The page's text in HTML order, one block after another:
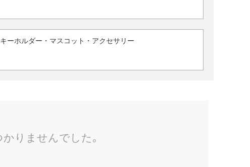
キーホルダー・マスコット・アクセサリー